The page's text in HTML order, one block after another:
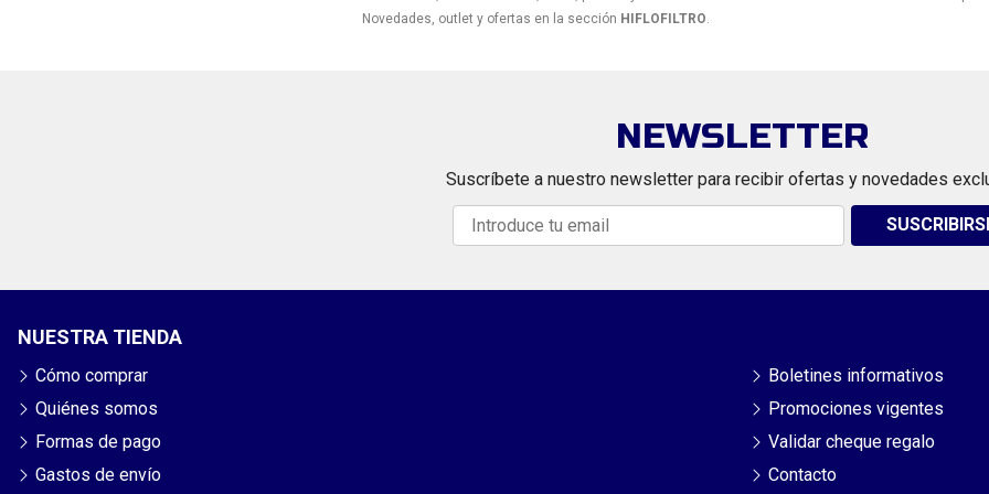
Novedades, outlet y ofertas en la sección HIFLOFILTRO.
NEWSLETTER
Suscríbete a nuestro newsletter para recibir ofertas y novedades
NUESTRA TIENDA
Cómo comprar
Quiénes somos
Formas de pago
Gastos de envío
Boletines informativos
Promociones vigentes
Validar cheque regalo
Contacto